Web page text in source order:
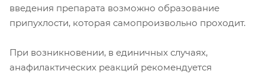
введения препарата возможно образование
припухлости, которая самопроизвольно проходит.
При возникновении, в единичных случаях,
анафилактических реакций рекомендуется